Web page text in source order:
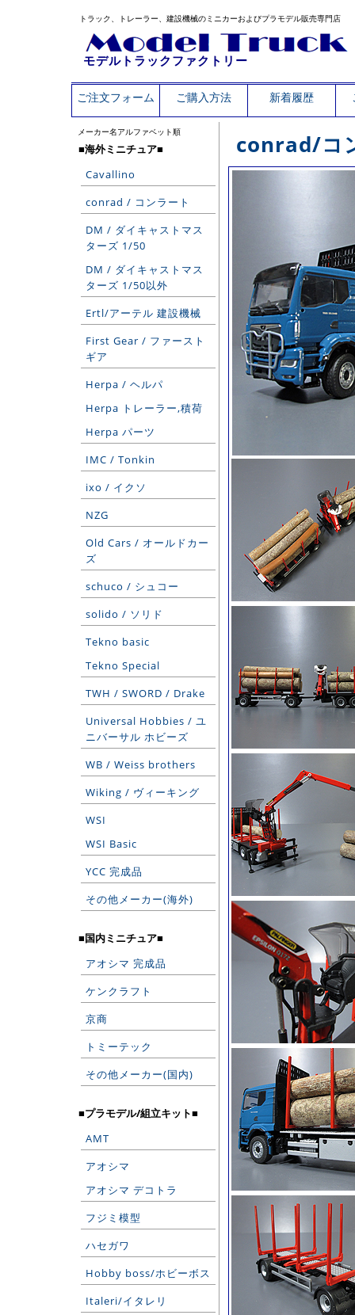
トラック、トレーラー、建設機械のミニカーおよびプラモデル販売専門店
モデルトラックファクトリー
ご注文フォーム ご購入方法 新着履歴
メーカー名アルファベット順
■海外ミニチュア■
Cavallino
conrad / コンラート
DM / ダイキャストマス
ターズ 1/50
DM / ダイキャストマス
ターズ 1/50以外
Ertl/アーテル 建設機械
First Gear / ファースト
ギア
Herpa / ヘルパ
Herpa トレーラー,積荷
Herpa パーツ
IMC / Tonkin
ixo / イクソ
NZG
Old Cars / オールドカー
ズ
schuco / シュコー
solido / ソリド
Tekno basic
Tekno Special
TWH / SWORD / Drake
Universal Hobbies / ユ
ニバーサル ホビーズ
WB / Weiss brothers
Wiking / ヴィーキング
WSI
WSI Basic
YCC 完成品
その他メーカー(海外)
■国内ミニチュア■
アオシマ 完成品
ケンクラフト
京商
トミーテック
その他メーカー(国内)
■プラモデル/組立キット■
AMT
アオシマ
アオシマ デコトラ
フジミ模型
ハセガワ
Hobby boss/ホビーボス
Italeri/イタレリ
conrad/コ